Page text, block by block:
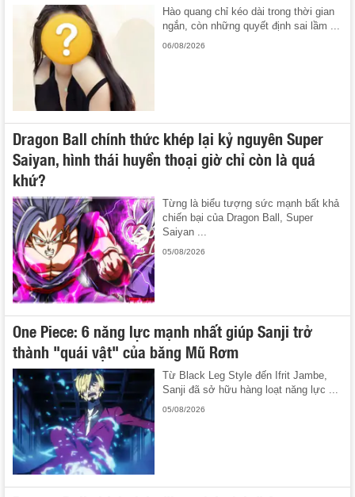
Hào quang chỉ kéo dài trong thời gian
ngắn, còn những quyết định sai lầm ...
06/08/2026
Dragon Ball chính thức khép lại kỷ nguyên Super
Saiyan, hình thái huyền thoại giờ chỉ còn là quá
khứ?
Từng là biểu tượng sức mạnh bất khả
chiến bại của Dragon Ball, Super
Saiyan ...
05/08/2026
One Piece: 6 năng lực mạnh nhất giúp Sanji trở
thành "quái vật" của băng Mũ Rơm
Từ Black Leg Style đến Ifrit Jambe,
Sanji đã sở hữu hàng loạt năng lực ...
05/08/2026